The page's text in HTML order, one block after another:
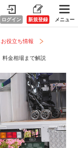
ログイン 新規登録 メニュー
役立ち情報
料金相場まで解説